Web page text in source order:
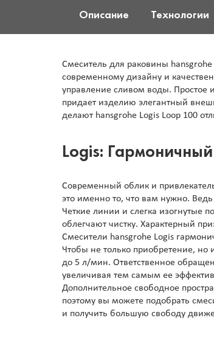
Описание Технологии
Смеситель для раковины
современному дизайну и
управление сливом воды. Простое
придает изделию элегантный
делают hansgrohe Logis Loop 100
Logis:
Современный облик и
это именно то, что вам нужно.
Четкие линии и слегка изогнутые
облегчают чистку. Характерный
Смесители hansgrohe Logis
Чтобы не только приобретение, но
до 5 л/мин. Ответственное
увеличивая тем самым ее
Дополнительное свободное
поэтому вы можете подобрать
и получить большую свободу